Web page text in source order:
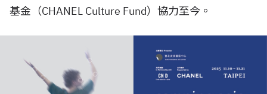
基金（CHANEL Culture Fund）協力至今。